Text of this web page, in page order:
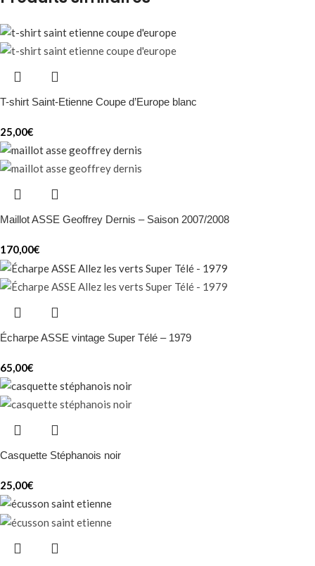
T-shirt Saint-Etienne Coupe d’Europe blanc
25,00€
Maillot ASSE Geoffrey Dernis – Saison 2007/2008
170,00€
Écharpe ASSE vintage Super Télé – 1979
65,00€
Casquette Stéphanois noir
25,00€